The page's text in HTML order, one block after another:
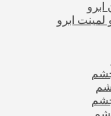
ابرو
لمینت ابرو